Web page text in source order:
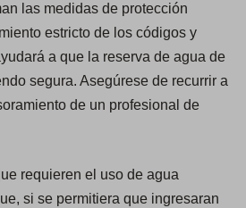
las medidas de protección
estricto de los códigos y
a que la reserva de agua de
segura. Asegúrese de recurrir a
de un profesional de
requieren el uso de agua
si se permitiera que ingresaran